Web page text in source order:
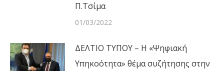
Π.Τσίμα
01/03/2022
ΔΕΛΤΙΟ ΤΥΠΟΥ – Η «Ψηφιακή
Υπηκοότητα» θέμα συζήτησης στην